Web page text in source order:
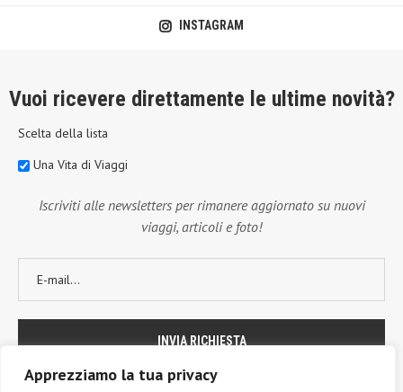
Apprezziamo la tua privacy
INSTAGRAM
Vuoi ricevere direttamente le ultime novità?
Scelta della lista
Una Vita di Viaggi
Iscriviti alle newsletters per rimanere aggiornato su nuovi
viaggi, articoli e foto!